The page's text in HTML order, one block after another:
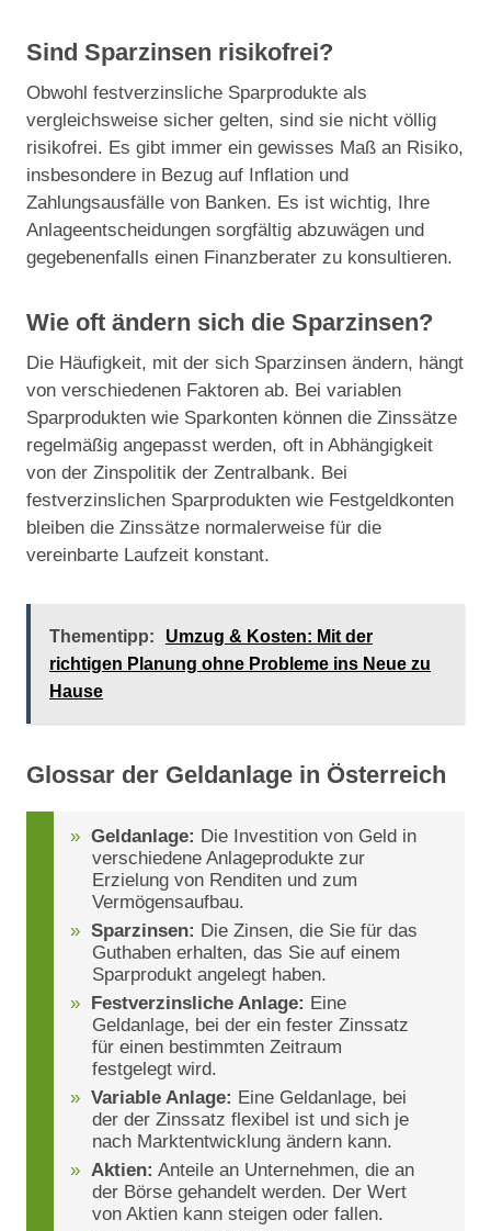
Sind Sparzinsen risikofrei?
Obwohl festverzinsliche Sparprodukte als
vergleichsweise sicher gelten, sind sie nicht völlig
risikofrei. Es gibt immer ein gewisses Maß an Risiko,
insbesondere in Bezug auf Inflation und
Zahlungsausfälle von Banken. Es ist wichtig, Ihre
Anlageentscheidungen sorgfältig abzuwägen und
gegebenenfalls einen Finanzberater zu konsultieren.
Wie oft ändern sich die Sparzinsen?
Die Häufigkeit, mit der sich Sparzinsen ändern, hängt
von verschiedenen Faktoren ab. Bei variablen
Sparprodukten wie Sparkonten können die Zinssätze
regelmäßig angepasst werden, oft in Abhängigkeit
von der Zinspolitik der Zentralbank. Bei
festverzinslichen Sparprodukten wie Festgeldkonten
bleiben die Zinssätze normalerweise für die
vereinbarte Laufzeit konstant.
Thementipp:
Umzug & Kosten: Mit der
richtigen Planung ohne Probleme ins Neue zu
Hause
Glossar der Geldanlage in Österreich
Geldanlage: Die Investition von Geld in
verschiedene Anlageprodukte zur
Erzielung von Renditen und zum
Vermögensaufbau.
Sparzinsen: Die Zinsen, die Sie für das
Guthaben erhalten, das Sie auf einem
Sparprodukt angelegt haben.
Festverzinsliche Anlage: Eine
Geldanlage, bei der ein fester Zinssatz
für einen bestimmten Zeitraum
festgelegt wird.
Variable Anlage: Eine Geldanlage, bei
der der Zinssatz flexibel ist und sich je
nach Marktentwicklung ändern kann.
Aktien: Anteile an Unternehmen, die an
der Börse gehandelt werden. Der Wert
von Aktien kann steigen oder fallen.